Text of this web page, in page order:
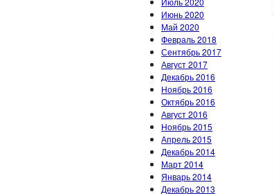
Июнь 2020
Май 2020
Февраль 2018
Сентябрь 2017
Август 2017
Декабрь 2016
Ноябрь 2016
Октябрь 2016
Август 2016
Ноябрь 2015
Апрель 2015
Декабрь 2014
Март 2014
Январь 2014
Декабрь 2013